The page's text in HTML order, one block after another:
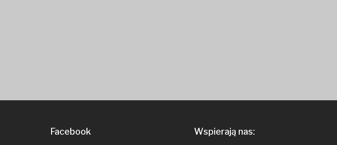
Facebook Wspierają nas: